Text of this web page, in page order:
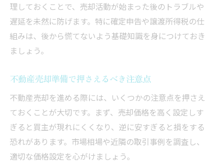
理しておくことで、売却活動が始まった後のトラブルや
遅延を未然に防げます。特に確定申告や譲渡所得税の仕
組みは、後から慌てないよう基礎知識を身につけておき
ましょう。
不動産売却準備で押さえるべき注意点
不動産売却を進める際には、いくつかの注意点を押さえ
ておくことが大切です。まず、売却価格を高く設定しす
ぎると買主が現れにくくなり、逆に安すぎると損をする
恐れがあります。市場相場や近隣の取引事例を調査し、
適切な価格設定を心がけましょう。